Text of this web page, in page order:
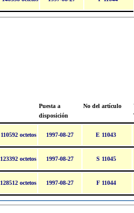
Puesta a
disposición
No del artículo
110592 octetos 1997-08-27 E 11043
123392 octetos 1997-08-27 S 11045
128512 octetos 1997-08-27 F 11044